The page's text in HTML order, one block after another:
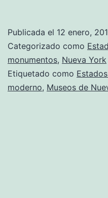
Publicada el 12 enero,
Categorizado como
monumentos, Nueva York
Etiquetado como
moderno, Museos de